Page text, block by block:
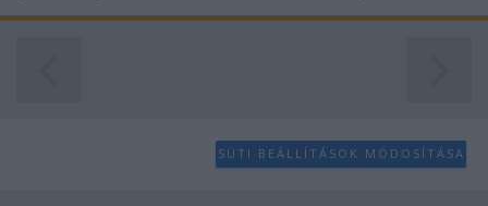
SÜTI BEÁLLÍTÁSOK MÓDOSÍTÁSA